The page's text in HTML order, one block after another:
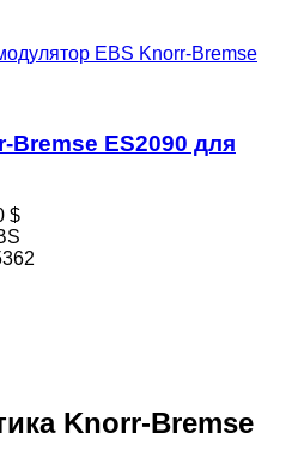
EBS Knorr-Bremse
ES2090 для
$
Knorr-Bremse